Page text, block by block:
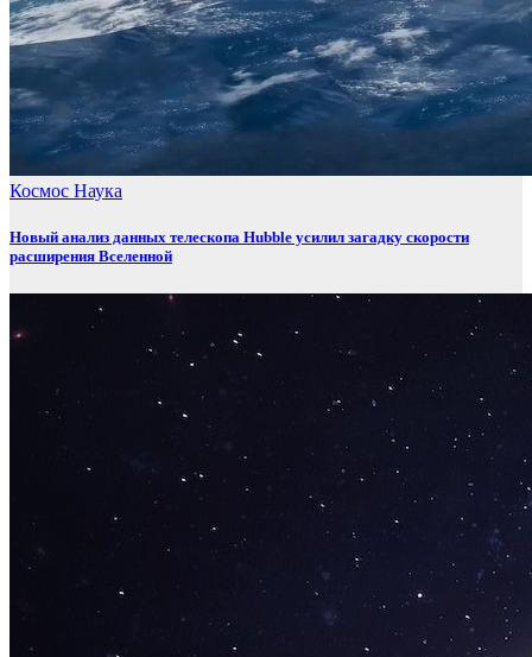
Космос Наука
Новый анализ данных телескопа Hubble усилил загадку скорости
расширения Вселенной